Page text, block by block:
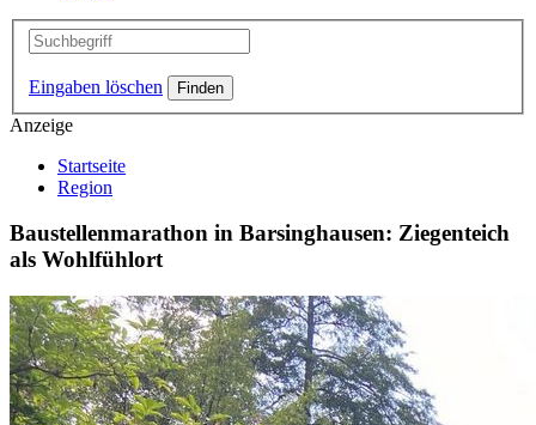
Eingaben löschen
Anzeige
Startseite
Region
Baustellenmarathon in Barsinghausen: Ziegenteich
als Wohlfühlort